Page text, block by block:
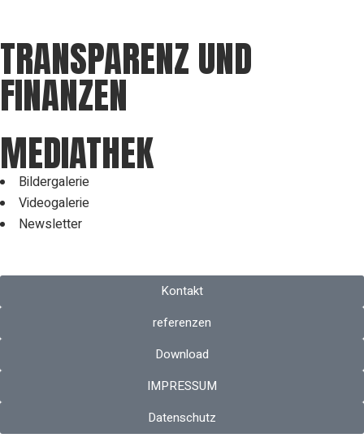
TRANSPARENZ UND
FINANZEN
MEDIATHEK
Bildergalerie
Videogalerie
Newsletter
Kontakt
referenzen
Download
IMPRESSUM
Datenschutz